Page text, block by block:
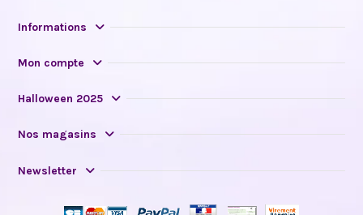
Informations
Mon compte
Halloween 2025
Nos magasins
Newsletter